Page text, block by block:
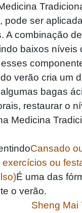
pode ser
A combinação
baixos
verão cria um
bagas
restaurar o
Medicina
Cansado
ou
É uma das
o verão.
Sheng Mai